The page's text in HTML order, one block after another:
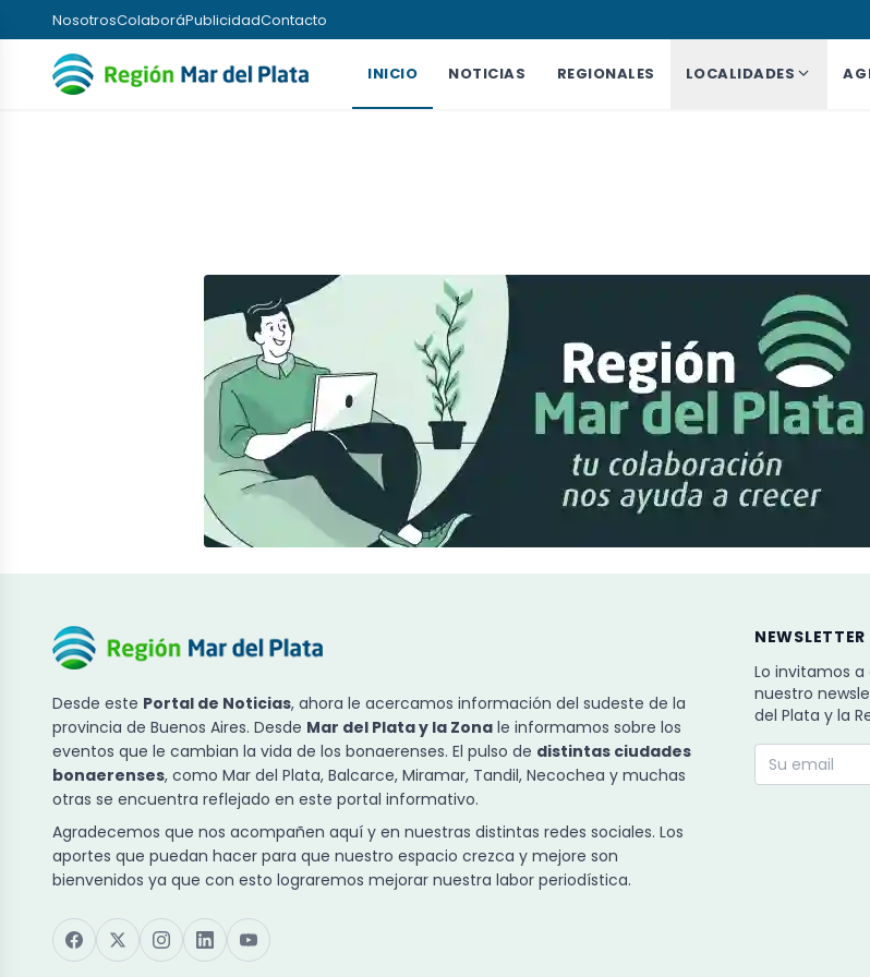
NosotrosColaboráPublicidadContacto
INICIO NOTICIAS REGIONALES LOCALIDADES
Desde este Portal de Noticias, ahora le acercamos información del sudeste de la
provincia de Buenos Aires. Desde Mar del Plata y la Zona le informamos sobre los
eventos que le cambian la vida de los bonaerenses. El pulso de distintas ciudades
bonaerenses, como Mar del Plata, Balcarce, Miramar, Tandil, Necochea y muchas
otras se encuentra reflejado en este portal informativo.
Agradecemos que nos acompañen aquí y en nuestras distintas redes sociales. Los
aportes que puedan hacer para que nuestro espacio crezca y mejore son
bienvenidos ya que con esto lograremos mejorar nuestra labor periodística.
NEWSLETTER
Lo invitamos a
nuestro
del Plata y la